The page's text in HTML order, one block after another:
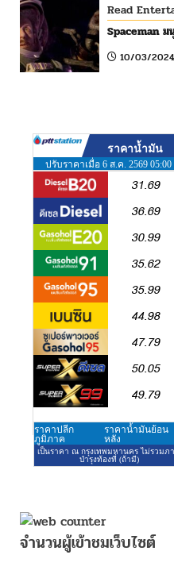
Read
Spaceman ม
10/03/2024
จำนวนผู้เข้าชมเว็บไซต์